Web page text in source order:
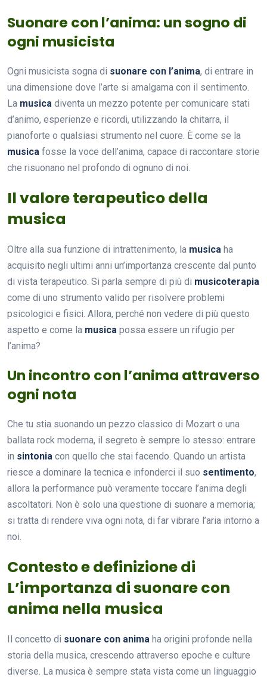
Suonare con l’anima: un sogno di
ogni musicista
Ogni musicista sogna di suonare con l’anima, di entrare in
una dimensione dove l’arte si amalgama con il sentimento.
La musica diventa un mezzo potente per comunicare stati
d’animo, esperienze e ricordi, utilizzando la chitarra, il
pianoforte o qualsiasi strumento nel cuore. È come se la
musica fosse la voce dell’anima, capace di raccontare storie
che risuonano nel profondo di ognuno di noi.
Il valore terapeutico della
musica
Oltre alla sua funzione di intrattenimento, la musica ha
acquisito negli ultimi anni un’importanza crescente dal punto
di vista terapeutico. Si parla sempre di più di musicoterapia
come di uno strumento valido per risolvere problemi
psicologici e fisici. Allora, perché non vedere di più questo
aspetto e come la musica possa essere un rifugio per
l’anima?
Un incontro con l’anima attraverso
ogni nota
Che tu stia suonando un pezzo classico di Mozart o una
ballata rock moderna, il segreto è sempre lo stesso: entrare
in sintonia con quello che stai facendo. Quando un artista
riesce a dominare la tecnica e infonderci il suo sentimento,
allora la performance può veramente toccare l’anima degli
ascoltatori. Non è solo una questione di suonare a memoria;
si tratta di rendere viva ogni nota, di far vibrare l’aria intorno a
noi.
Contesto e definizione di
L’importanza di suonare con
anima nella musica
Il concetto di suonare con anima ha origini profonde nella
storia della musica, crescendo attraverso epoche e culture
diverse. La musica è sempre stata vista come un linguaggio